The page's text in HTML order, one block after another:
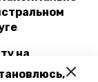
на